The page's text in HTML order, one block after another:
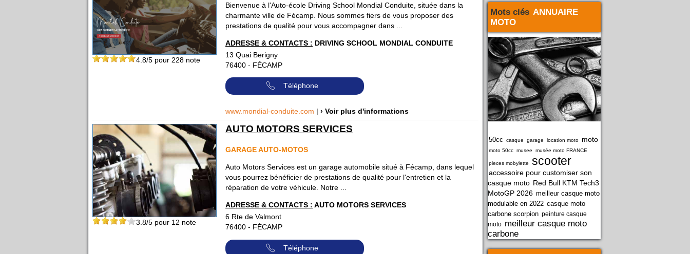
Mots clés ANNUAIRE
MOTO
50cc casque garage location moto moto
moto 50cc musee musée moto FRANCE
pieces mobylette scooter
accessoire pour customiser son
casque moto Red Bull KTM Tech3
MotoGP 2026 meilleur casque moto
modulable en 2022 casque moto
carbone scorpion peinture casque
moto meilleur casque moto
carbone
4.8/5 pour 228 note
Bienvenue à l'Auto-école Driving School Mondial Conduite, située dans la
charmante ville de Fécamp. Nous sommes fiers de vous proposer des
prestations de qualité pour vous accompagner dans ...
ADRESSE & CONTACTS : DRIVING SCHOOL MONDIAL CONDUITE
13 Quai Berigny
76400 - FÉCAMP
Téléphone
www.mondial-conduite.com | › Voir plus d'informations
3.8/5 pour 12 note
AUTO MOTORS SERVICES
GARAGE AUTO-MOTOS
Auto Motors Services est un garage automobile situé à Fécamp, dans lequel
vous pourrez bénéficier de prestations de qualité pour l'entretien et la
réparation de votre véhicule. Notre ...
ADRESSE & CONTACTS : AUTO MOTORS SERVICES
6 Rte de Valmont
76400 - FÉCAMP
Téléphone